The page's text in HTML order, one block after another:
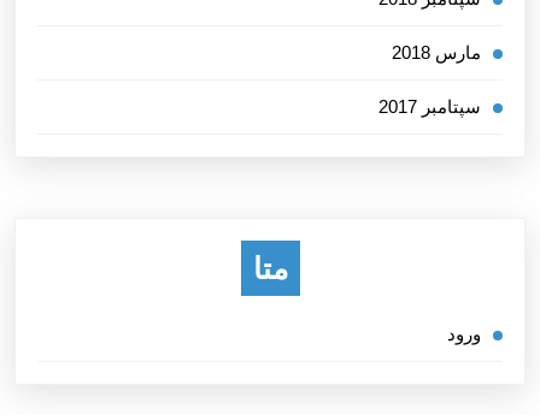
مارس 2018
سپتامبر 2017
متا
ورود